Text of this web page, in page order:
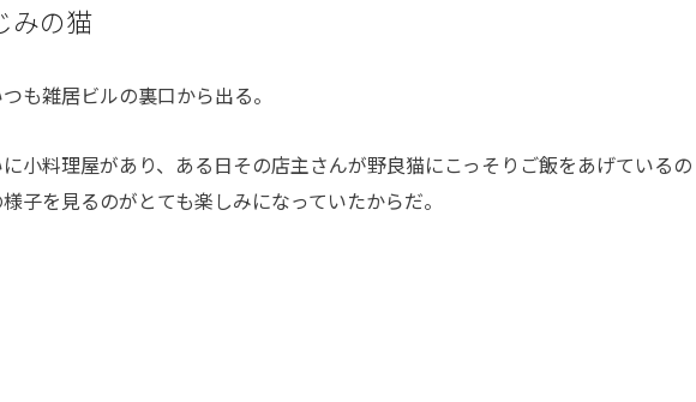
みの猫
も雑居ビルの裏口から出る。
小料理屋があり、ある日その店主さんが野良猫にこっそりご飯をあげているの
子を見るのがとても楽しみになっていたからだ。